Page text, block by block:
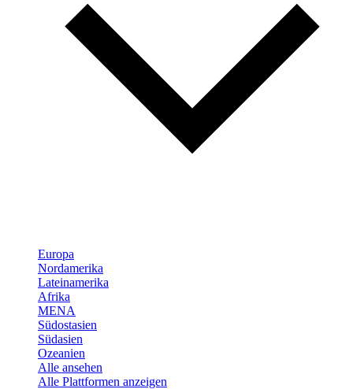
Europa
Nordamerika
Lateinamerika
Afrika
MENA
Südostasien
Südasien
Ozeanien
Alle ansehen
Alle Plattformen anzeigen